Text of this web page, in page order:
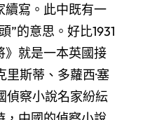
續寫。此中既有一
”的意思。好比1931
》就是一本英國接
里斯蒂、多蘿西·塞
偵察小說名家紛紜